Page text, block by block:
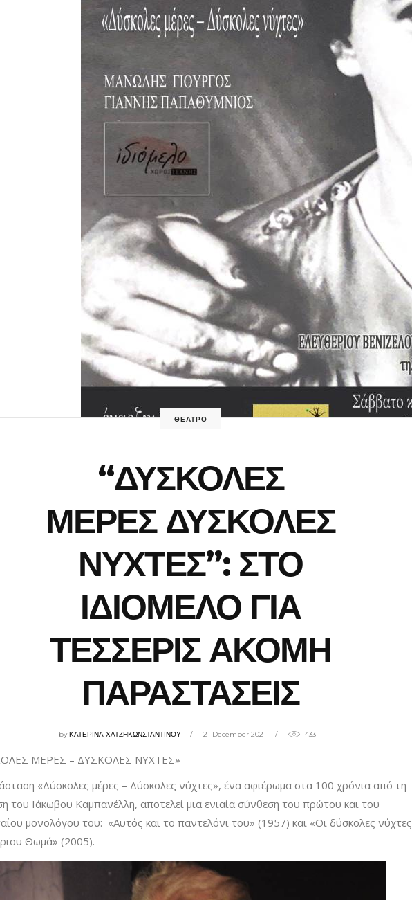
ΘΕΑΤΡΟ
“ΔΥΣΚΟΛΕΣ
ΜΕΡΕΣ ΔΥΣΚΟΛΕΣ
ΝΥΧΤΕΣ”: ΣΤΟ
ΙΔΙΟΜΕΛΟ ΓΙΑ
ΤΕΣΣΕΡΙΣ ΑΚΟΜΗ
ΠΑΡΑΣΤΑΣΕΙΣ
byΚΑΤΕΡΙΝΑ ΧΑΤΖΗΚΩΝΣΤΑΝΤΙΝΟΥ 21 December 2021 433
ΜΕΡΕΣ – ΔΥΣΚΟΛΕΣ ΝΥΧΤΕΣ»
«Δύσκολες μέρες – Δύσκολες νύχτες», ένα αφιέρωμα στα 100 χρόνια από τη
του Ιάκωβου Καμπανέλλη, αποτελεί μια ενιαία σύνθεση του πρώτου και του
μονολόγου του: «Αυτός και το παντελόνι του» (1957) και «Οι δύσκολες νύχτες
Θωμά» (2005).